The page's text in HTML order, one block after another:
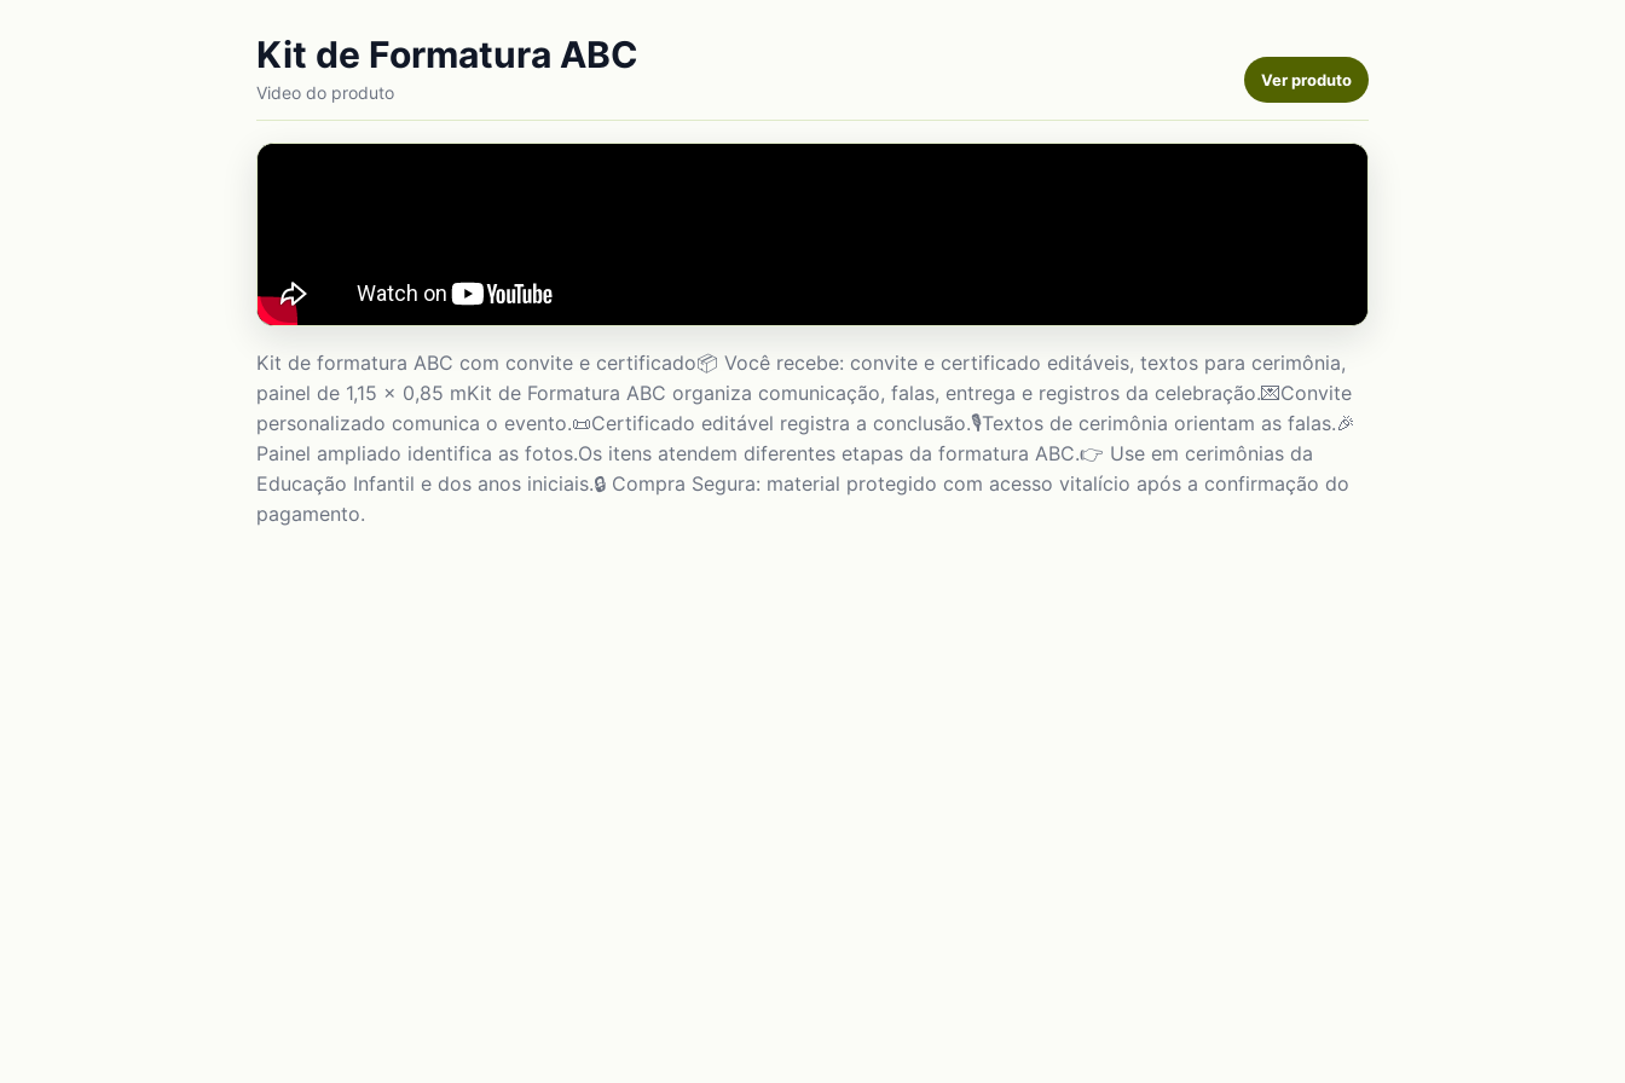
Kit de Formatura ABC
Video do produto
Ver produto
Kit de formatura ABC com convite e certificado📦 Você recebe: convite e certificado editáveis, textos para cerimônia,
painel de 1,15 x 0,85 mKit de Formatura ABC organiza comunicação, falas, entrega e registros da celebração.💌Convite
personalizado comunica o evento.📜Certificado editável registra a conclusão.🎙️Textos de cerimônia orientam as falas.🎉
Painel ampliado identifica as fotos.Os itens atendem diferentes etapas da formatura ABC.👉 Use em cerimônias da
Educação Infantil e dos anos iniciais.🔒 Compra Segura: material protegido com acesso vitalício após a confirmação do
pagamento.